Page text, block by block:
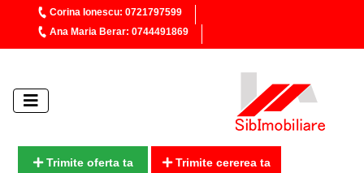
Corina Ionescu: 0721797599
Ana Maria Berar: 0744491869
Trimite oferta ta Trimite cererea ta